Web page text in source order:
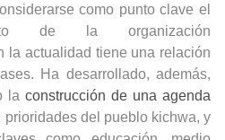
como punto clave el
de la organización
la actualidad tiene una relación
Ha desarrollado, además,
la construcción de una agenda
prioridades del pueblo kichwa, y